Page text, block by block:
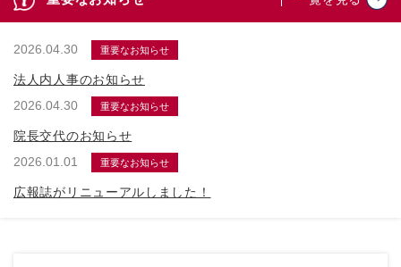
2026.04.30 重要なお知らせ
法人内人事のお知らせ
2026.04.30
重要なお知らせ
院長交代のお知らせ
2026.01.01
重要なお知らせ
広報誌がリニューアルしました！